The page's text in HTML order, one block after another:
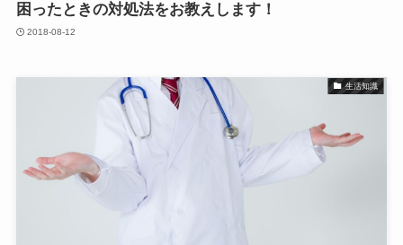
困ったときの対処法をお教えします！
2018-08-12
生活知識